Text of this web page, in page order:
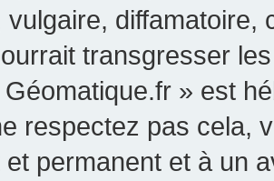
vulgaire, diffamatoire,
transgresser
» est
respectez pas cela,
et permanent et à un